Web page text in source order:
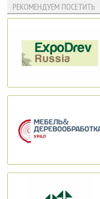
РЕКОМЕНДУЕМ ПОСЕТИТЬ